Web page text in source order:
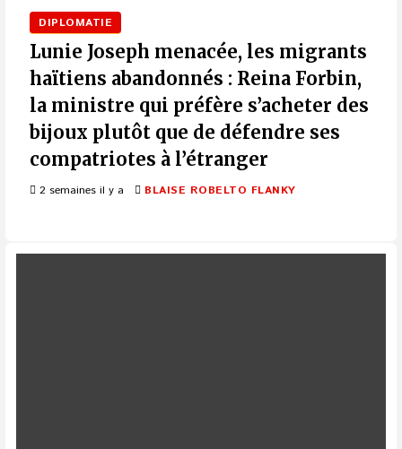
DIPLOMATIE
Lunie Joseph menacée, les migrants
haïtiens abandonnés : Reina Forbin,
la ministre qui préfère s’acheter des
bijoux plutôt que de défendre ses
compatriotes à l’étranger
2 semaines il y a BLAISE ROBELTO FLANKY